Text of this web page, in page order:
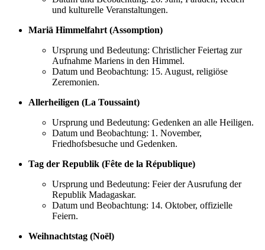
und kulturelle Veranstaltungen.
Mariä Himmelfahrt (Assomption)
Ursprung und Bedeutung: Christlicher Feiertag zur
Aufnahme Mariens in den Himmel.
Datum und Beobachtung: 15. August, religiöse
Zeremonien.
Allerheiligen (La Toussaint)
Ursprung und Bedeutung: Gedenken an alle Heiligen.
Datum und Beobachtung: 1. November,
Friedhofsbesuche und Gedenken.
Tag der Republik (Fête de la République)
Ursprung und Bedeutung: Feier der Ausrufung der
Republik Madagaskar.
Datum und Beobachtung: 14. Oktober, offizielle
Feiern.
Weihnachtstag (Noël)